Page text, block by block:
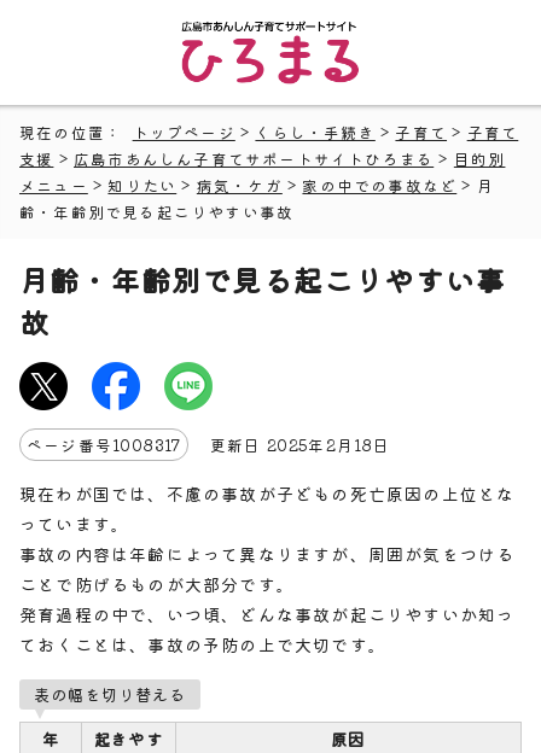
現在の位置： トップページ > くらし・手続き > 子育て > 子育て
支援 > 広島市あんしん子育てサポートサイトひろまる > 目的別
メニュー >知りたい > 病気・ケガ > 家の中での事故など > 月
齢・年齢別で見る起こりやすい事故
月齢・年齢別で見る起こりやすい事
故
ページ番号1008317 更新日 2025年2月 18 日
現在わが国では、不慮の事故が子どもの死亡原因の上位とな
っています。
事故の内容は年齢によって異なりますが、周囲が気をつける
ことで防げるものが大部分です。
発育過程の中で、いつ頃、どんな事故が起こりやすいか知っ
ておくことは、事故の予防の上で大切です。
表の幅を切り替える
年
起きやす
原因